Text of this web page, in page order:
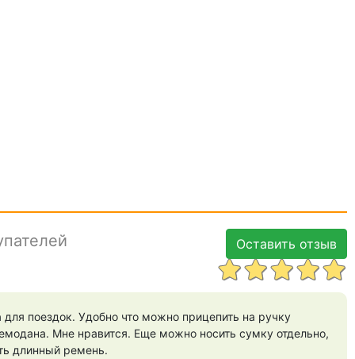
Оставить отзыв
поездок. Удобно что можно прицепить на ручку
Мне нравится. Еще можно носить сумку отдельно,
длинный ремень.